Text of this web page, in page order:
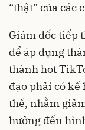
“thật” của các
Giám đốc tiếp
để áp dụng
thành hot
đạo phải có kế
thể, nhằm
hưởng đến